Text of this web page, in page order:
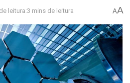
leitura:3 mins de leitura AA